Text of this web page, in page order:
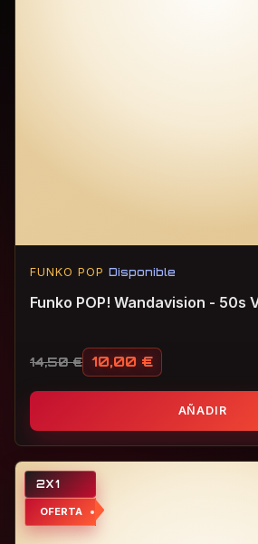
FUNKO POP Disponible
Funko POP! Wandavision - 50s
14,50€
El precio original era: 14,50
10,00 €
El precio actual es: 10,00 €.
AÑADIR
2X1
OFERTA